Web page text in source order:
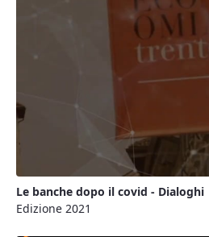
Le banche dopo il covid - Dialoghi
Edizione 2021